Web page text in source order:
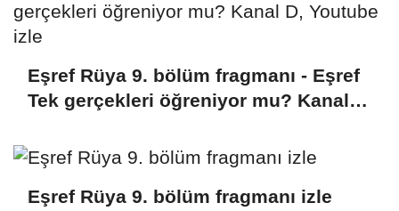
Eşref Rüya 9. bölüm fragmanı - Eşref
Tek gerçekleri öğreniyor mu? Kanal
Eşref Rüya 9. bölüm fragmanı izle